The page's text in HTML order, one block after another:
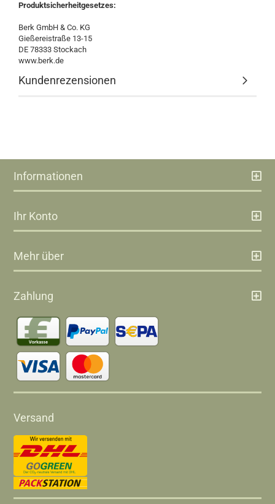
Produktsicherheitgesetzes:
Berk GmbH & Co. KG
Gießereistraße 13-15
DE 78333 Stockach
www.berk.de
Kundenrezensionen
Informationen
Ihr Konto
Mehr über
Zahlung
Versand